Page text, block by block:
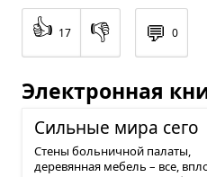
👍 17 👎 💬 0
Электронная
Силь­ные мира сего
Cтены больничной палаты,
деревянная мебель – все,